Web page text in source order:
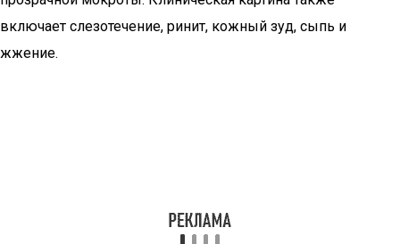
включает слезотечение, ринит, кожный зуд, сыпь и
жжение.